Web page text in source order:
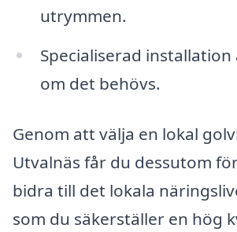
utrymmen.
Specialiserad
om det behövs.
Genom att välja en lokal
Utvalnäs får du dessutom
bidra till det lokala
som du säkerställer en hög